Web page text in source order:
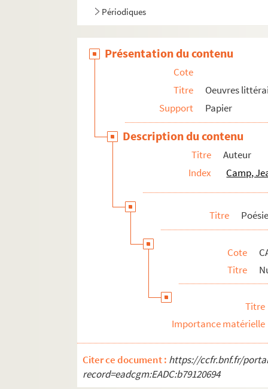
Périodiques
Présentation du contenu
Cote
Titre
Oeuvres
Support
Papier
Description du contenu
Titre
Auteur
Index
Camp,
Titre
Cote
Titre
Titre
Importance matérielle
Citer ce document : https://ccfr.bnf.fr/
record=eadcgm:EADC:b79120694